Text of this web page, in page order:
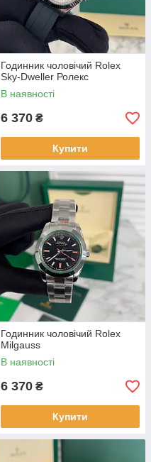
Годинник чоловічий Rolex
Sky-Dweller Ролекс
В наявності
6 370 ₴
Купити
Годинник чоловічий Rolex
Milgauss
В наявності
6 370 ₴
Купити